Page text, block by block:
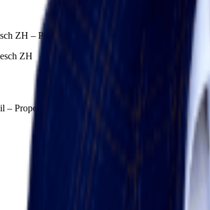
ZH – Property Market by comparis.ch
ZH
Property Market by comparis.ch